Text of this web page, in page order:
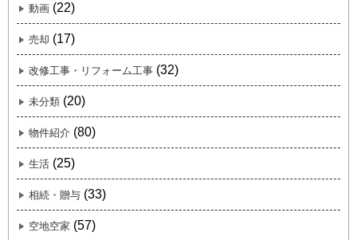
動画 (22)
売却 (17)
改修工事・リフォーム工事 (32)
未分類 (20)
物件紹介 (80)
生活 (25)
相続・贈与 (33)
空地空家 (57)